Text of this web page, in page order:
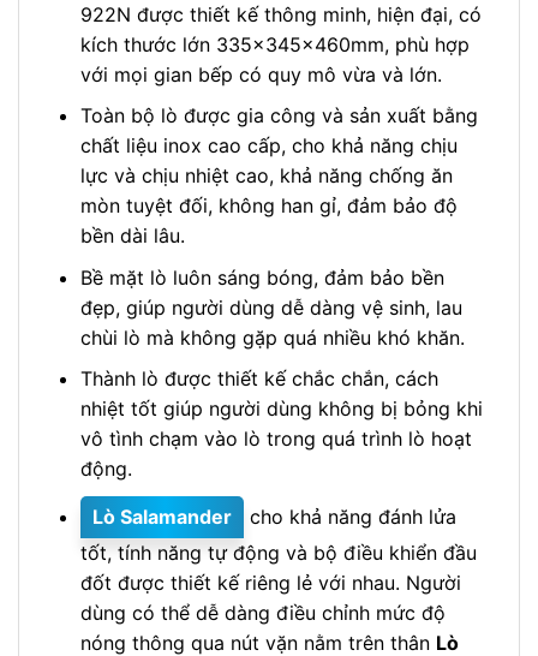
922N được thiết kế thông minh, hiện đại, có
kích thước lớn 335x345x460mm, phù hợp
với mọi gian bếp có quy mô vừa và lớn.
Toàn bộ lò được gia công và sản xuất bằng
chất liệu inox cao cấp, cho khả năng chịu
lực và chịu nhiệt cao, khả năng chống ăn
mòn tuyệt đối, không han gỉ, đảm bảo độ
bền dài lâu.
Bề mặt lò luôn sáng bóng, đảm bảo bền
đẹp, giúp người dùng dễ dàng vệ sinh, lau
chùi lò mà không gặp quá nhiều khó khăn.
Thành lò được thiết kế chắc chắn, cách
nhiệt tốt giúp người dùng không bị bỏng khi
vô tình chạm vào lò trong quá trình lò hoạt
động.
Lò Salamander
cho khả năng đánh lửa
tốt, tính năng tự động và bộ điều khiển đầu
đốt được thiết kế riêng lẻ với nhau. Người
dùng có thể dễ dàng điều chỉnh mức độ
nóng thông qua nút vặn nằm trên thân Lò